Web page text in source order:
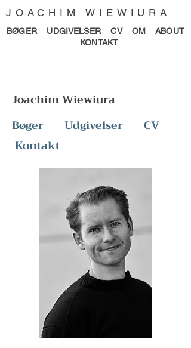
JOACHIM WIEWIURA
BØGER UDGIVELSER CVOMABOUT
KONTAKT
Joachim Wiewiura
Bøger
Udgivelser
CV
Kontakt